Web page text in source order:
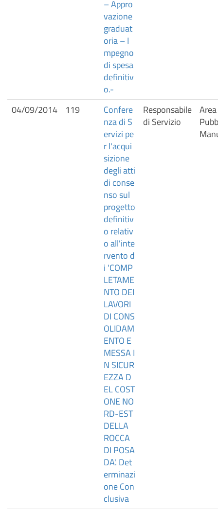
– Appro
vazione
graduat
oria – I
mpegno
di spesa
definitiv
o.-
04/09/2014 119
Confere
nza di S
ervizi pe
r l'acqui
sizione
degli atti
di conse
nso sul
progetto
definitiv
o relativ
o all'inte
rvento d
i 'COMP
LETAME
NTO DEI
LAVORI
DI CONS
OLIDAM
ENTO E
MESSA I
N SICUR
EZZA D
EL COST
ONE NO
RD-EST
DELLA
ROCCA
DI POSA
DA'. Det
erminazi
one Con
clusiva
Responsabile
di Servizio